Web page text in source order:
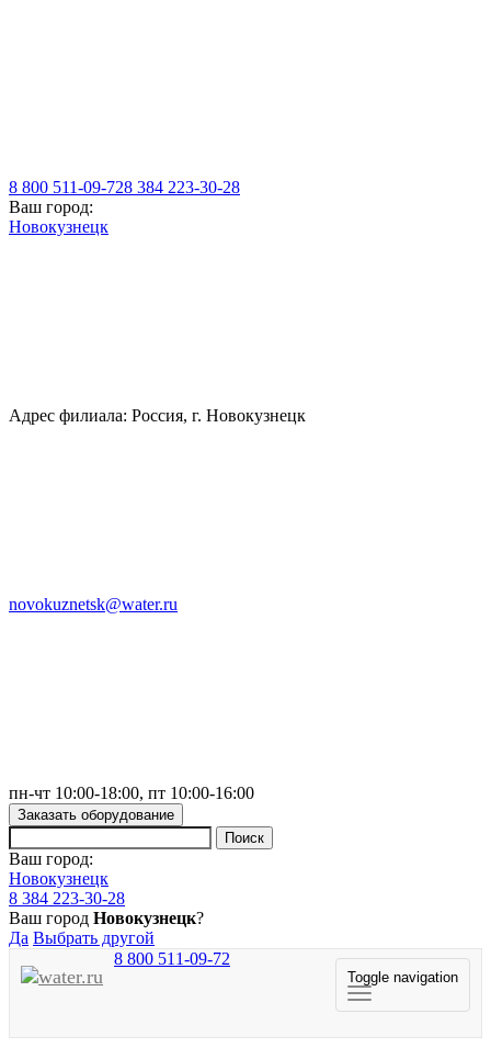
8 800 511-09-728 384 223-30-28
Ваш город:
Новокузнецк
Адрес филиала: Россия, г. Новокузнецк
novokuznetsk@water.ru
пн-чт 10:00-18:00, пт 10:00-16:00
Заказать оборудование
Ваш город:
Новокузнецк
8 384 223-30-28
Ваш город Новокузнецк?
Да Выбрать другой
Toggle navigation
8 800 511-09-72